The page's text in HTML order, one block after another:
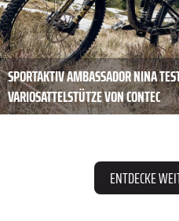
SPORTAKTIV AMBASSADOR NINA
VARIOSATTELSTÜTZE VON CONTEC
ENTDECKE